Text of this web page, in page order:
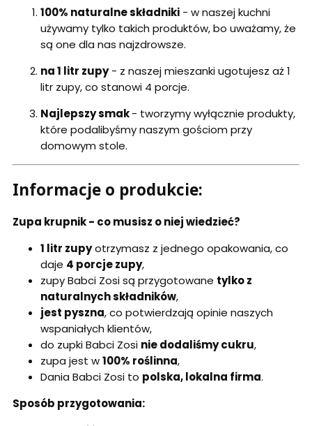
100% naturalne składniki - w naszej kuchni
używamy tylko takich produktów, bo uważamy, że
są one dla nas najzdrowsze.
na 1 litr zupy- z naszej mieszanki ugotujesz aż 1
litr zupy, co stanowi 4 porcje.
Najlepszy smak- tworzymy wyłącznie produkty,
które podalibyśmy naszym gościom przy
domowym stole.
Informacje o produkcie:
Zupa krupnik - co musisz o niej wiedzieć?
1 litr zupyotrzymasz z jednego opakowania, co
daje 4 porcje zupy,
zupy Babci Zosi są przygotowane tylko z
naturalnych składników,
jest pyszna, co potwierdzają opinie naszych
wspaniałych klientów,
do zupki Babci Zosi nie dodaliśmy cukru,
zupa jest w100% roślinna,
Dania Babci Zosi to polska, lokalna firma.
Sposób przygotowania: